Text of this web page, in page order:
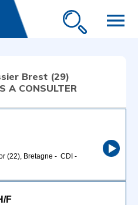
menu
Brest (29)
A CONSULTER
(22), Bretagne - CDI -
F